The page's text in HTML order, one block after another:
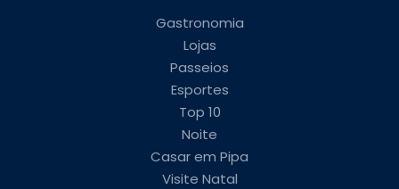
Gastronomia
Lojas
Passeios
Esportes
Top 10
Noite
Casar em Pipa
Visite Natal